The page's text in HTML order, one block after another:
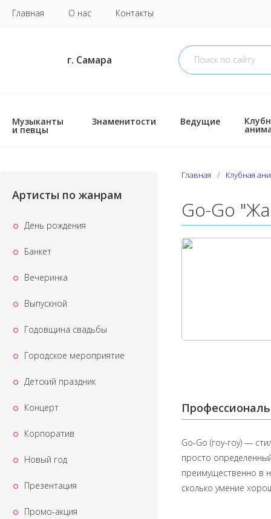
Главная О нас Контакты
г. Самара
Музыканты
и певцы
Знаменитости Ведущие
Артисты по жанрам
День рождения
Банкет
Вечеринка
Выпускной
Годовщина свадьбы
Городское мероприятие
Детский праздник
Концерт
Корпоратив
Новый год
Презентация
Промо-акция
Главная Клубная
Go-Go
Go-Go (гоу-гоу) —
просто
преимущественно в
сколько умение